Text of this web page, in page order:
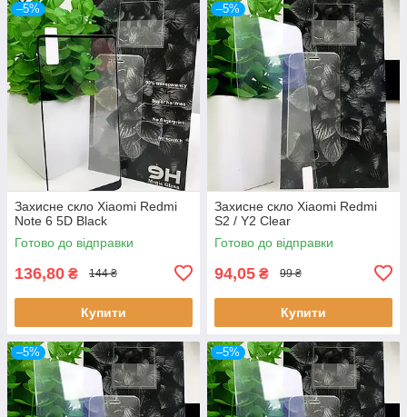
–5%
Захисне скло Xiaomi Redmi
Note 6 5D Black
Готово до відправки
136,80 ₴ 144 ₴
Купити
–5%
Захисне скло Xiaomi Redmi
S2 / Y2 Clear
Готово до відправки
94,05 ₴ 99 ₴
Купити
–5% –5%